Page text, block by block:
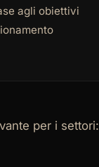
agli obiettivi
per i settori: